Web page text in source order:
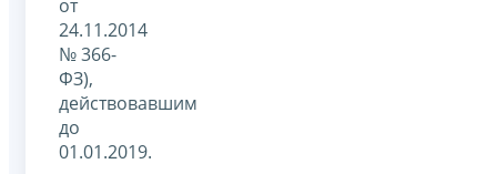
от
24.11.2014
№ 366-
ФЗ),
действовавшим
до
01.01.2019.